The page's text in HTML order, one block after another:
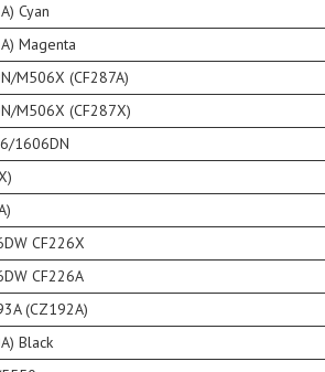
Cyan
Magenta
M506X (CF287A)
M506X (CF287Х)
1606DN
CF226X
CF226А
(CZ192A)
Black